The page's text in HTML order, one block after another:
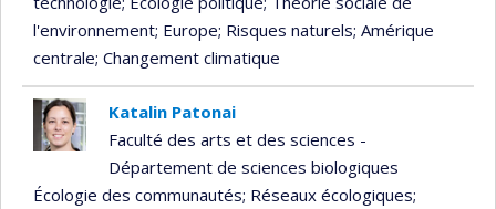
l'environnement; Europe; Risques naturels; Amérique
centrale; Changement climatique
Katalin Patonai
Faculté des arts et des sciences -
Département de sciences biologiques
Écologie des communautés; Réseaux écologiques;